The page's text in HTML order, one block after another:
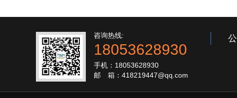
咨询热线:
18053628930
手机：18053628930
邮 箱：418219447@qq.com